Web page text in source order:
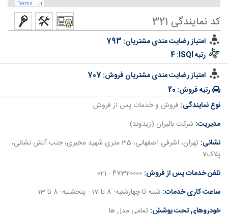
کد نمایندگی 321
امتیاز رضایت مندی مشتریان:
رتبه ISQI:
4
امتیاز رضایت مندی مشتریان فروش:
رتبه فروش: 20
نوع نمایندگی: فروش و خدمات پس از فروش
مدیریت: شرکت بالیران (زیدوند)
نشانی:
تهران، اشرفی اصفهانی، 35 متری شهيد مخبری، جنب آتش نشانی،
پلاک7
تلفن خدمات پس از فروش:
ساعت کاری خدمات: شنبه تا چهارشنبه: 8 تا 17 - پنجشنبه: 8 تا 13
خودروهای تحت پوشش: تمامی مدل ها